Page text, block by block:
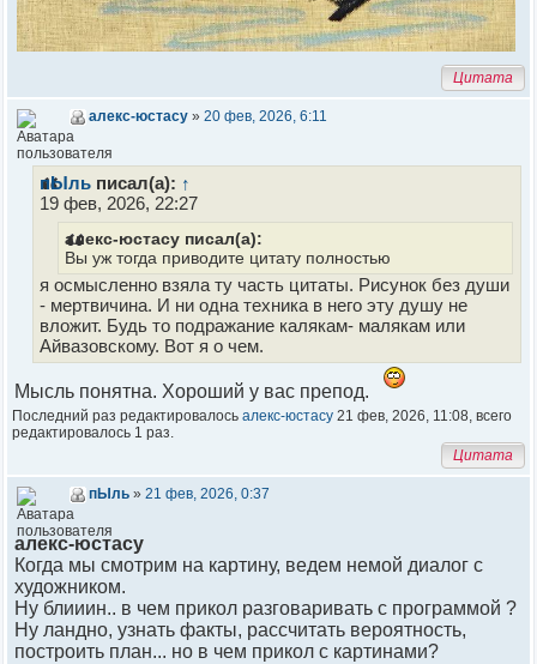
Цитата
алекс-юстасу » 20 фев, 2026, 6:11
пЫль писал(а): ↑
19 фев, 2026, 22:27
алекс-юстасу писал(а):
Вы уж тогда приводите цитату полностью
я осмысленно взяла ту часть цитаты. Рисунок без души
- мертвичина. И ни одна техника в него эту душу не
вложит. Будь то подражание калякам- малякам или
Айвазовскому. Вот я о чем.
Мысль понятна. Хороший у вас препод.
Последний раз редактировалось алекс-юстасу 21 фев, 2026, 11:08, всего
редактировалось 1 раз.
Цитата
пЫль » 21 фев, 2026, 0:37
алекс-юстасу
Когда мы смотрим на картину, ведем немой диалог с
художником.
Ну блииин.. в чем прикол разговаривать с программой ?
Ну ландно, узнать факты, рассчитать вероятность,
построить план... но в чем прикол с картинами?